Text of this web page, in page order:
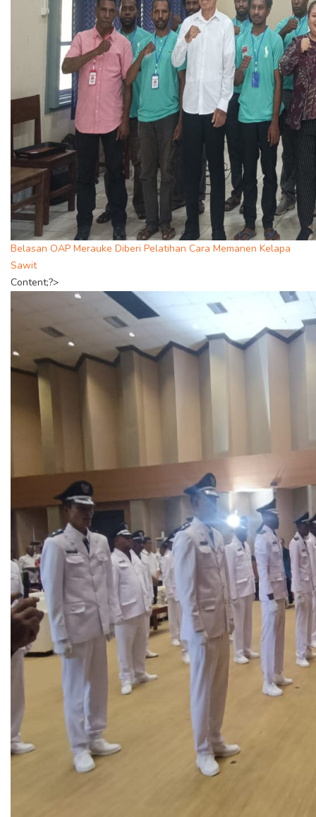
Belasan OAP Merauke Diberi Pelatihan Cara Memanen Kelapa
Sawit
Content;?>